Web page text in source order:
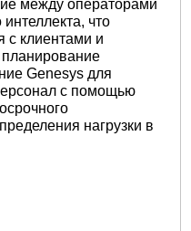
между операторами
что
с клиентами и
Genesys для
с помощью
нагрузки в